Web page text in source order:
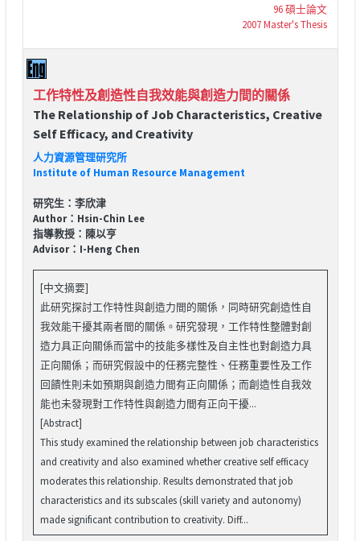
96 碩士論文
2007 Master's Thesis
工作特性及創造性自我效能與創造力間的關係
The Relationship of Job Characteristics, Creative
Self Efficacy, and Creativity
人力資源管理研究所
Institute of Human Resource Management
研究生：李欣津
Author：Hsin-Chin Lee
指導教授：陳以亨
Advisor：I-Heng Chen
[中文摘要]
此研究探討工作特性與創造力間的關係，同時研究創造性自
我效能干擾其兩者間的關係。研究發現，工作特性整體對創
造力具正向關係而當中的技能多樣性及自主性也對創造力具
正向關係；而研究假設中的任務完整性、任務重要性及工作
回饋性則未如預期與創造力間有正向關係；而創造性自我效
能也未發現對工作特性與創造力間有正向干擾...
[Abstract]
This study examined the relationship between job characteristics
and creativity and also examined whether creative self efficacy
moderates this relationship. Results demonstrated that job
characteristics and its subscales (skill variety and autonomy)
made significant contribution to creativity. Diff...